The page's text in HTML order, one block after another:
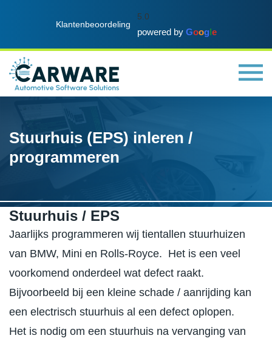
Klantenbeoordeling
5.0
powered by Google
Stuurhuis (EPS) inleren /
programmeren
Stuurhuis / EPS
Jaarlijks programmeren wij tientallen stuurhuizen
van BMW, Mini en Rolls-Royce. Het is een veel
voorkomend onderdeel wat defect raakt.
Bijvoorbeeld bij een kleine schade / aanrijding kan
een electrisch stuurhuis al een defect oplopen.
Het is nodig om een stuurhuis na vervanging van